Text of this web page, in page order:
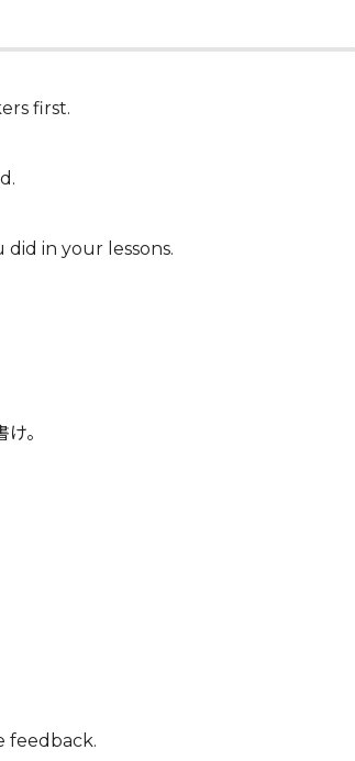
first.
in your lessons.
。
feedback.